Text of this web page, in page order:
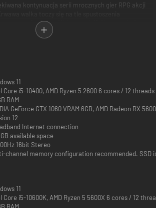
kontynuacja serii mrocznych gier RPG akcji
wersją okresu Walczących Królestw, w którym
od potwornych yokai.
gry:
stanowiące prawdziwe wyzwanie
serii „Nioh”, które umożliwiają graczom
W tym mrocznym uniwersum samurajów
odkryjesz groźne wioski, w których czai się
obecności „the Crucible”.
11
Core i5-10400, AMD Ryzen 5 2600 6 cores / 12
RAM
GeForce GTX 1060 VRAM 6GB, AMD Radeon RX
12
Internet connection
GB available space
16bit Stereo
channel memory configuration recommended. SSD
11
Core i5-10600K, AMD Ryzen 5 5600X 6 cores / 12